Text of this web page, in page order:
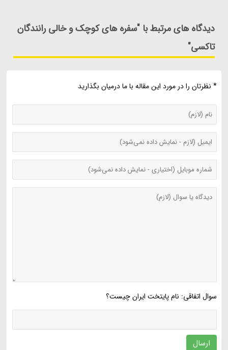
دیدگاه های مرتبط با "سفره های کوچک و خالی رانندگان
تاکسی"
* نظرتان را در مورد این مقاله با ما درمیان بگذارید
سوال اتفاقی: نام پایتخت ایران چیست؟
ارسال